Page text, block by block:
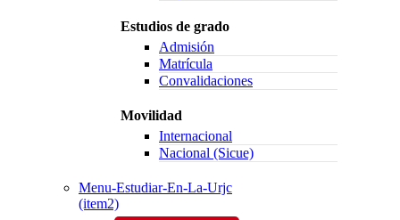
Estudios de grado
Admisión
Matrícula
Convalidaciones
Movilidad
Internacional
Nacional (Sicue)
Menu-Estudiar-En-La-Urjc
(item2)